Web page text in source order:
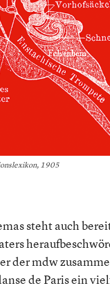
1905
steht auch
der mdw
de Paris ein